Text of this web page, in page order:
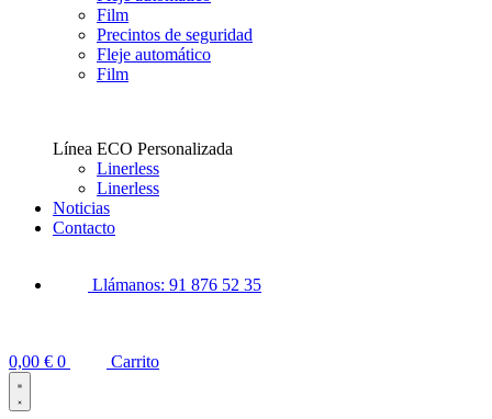
Film
Precintos de seguridad
Fleje automático
Film
Línea ECO Personalizada
Linerless
Linerless
Noticias
Contacto
Llámanos: 91 876 52 35
0,00 € 0 Carrito